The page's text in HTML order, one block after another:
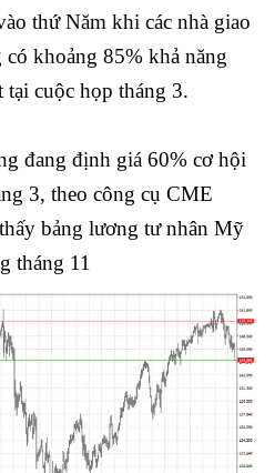
thứ Năm khi các nhà giao
có khoảng 85% khả năng
tại cuộc họp tháng 3.
đang định giá 60% cơ hội
3, theo công cụ CME
bảng lương tư nhân Mỹ
tháng 11